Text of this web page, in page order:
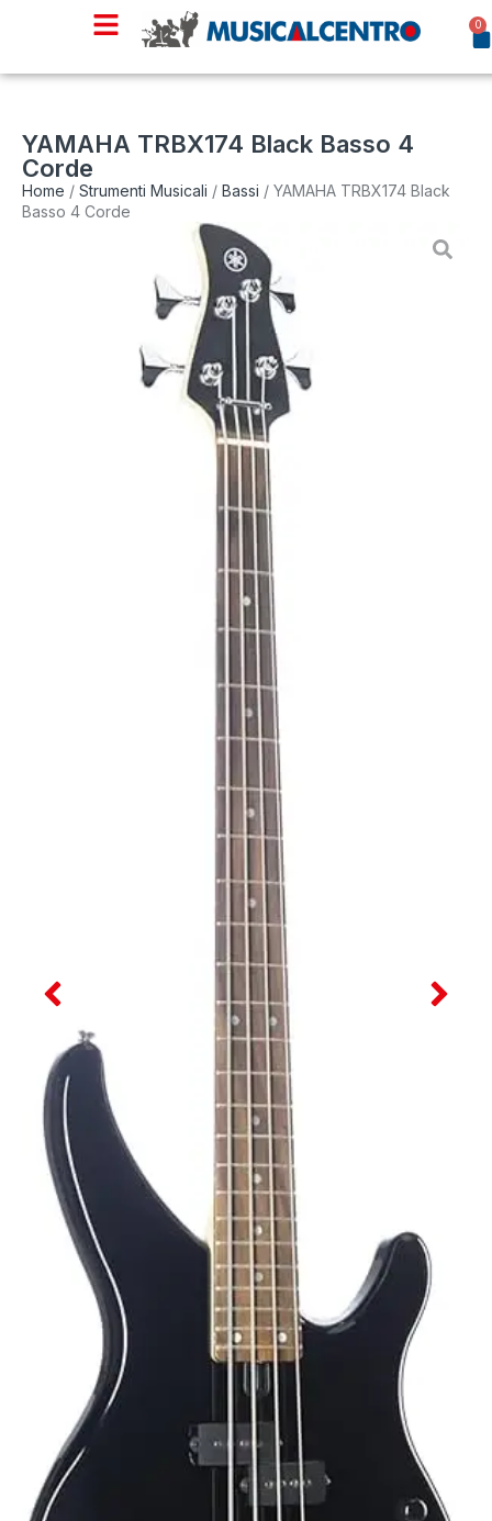
0
YAMAHA TRBX174 Black Basso 4
Corde
Home / Strumenti Musicali / Bassi / YAMAHA TRBX174 Black
Basso 4 Corde